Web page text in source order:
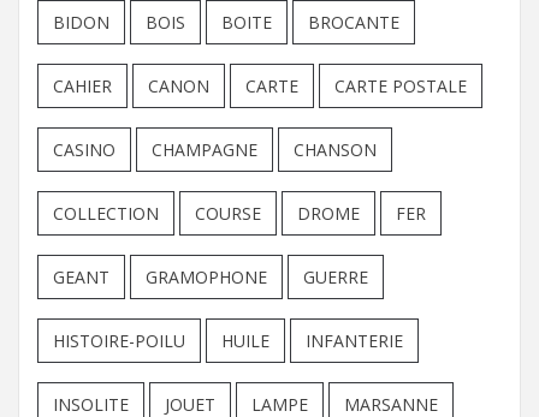
BIDON BOIS BOITE BROCANTE
CAHIER CANON CARTE CARTE POSTALE
CASINO CHAMPAGNE CHANSON
COLLECTION COURSE DROME FER
GEANT GRAMOPHONE GUERRE
HISTOIRE-POILU HUILE INFANTERIE
INSOLITE JOUET LAMPE MARSANNE